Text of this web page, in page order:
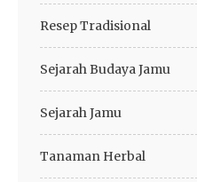
Resep Tradisional
Sejarah Budaya Jamu
Sejarah Jamu
Tanaman Herbal